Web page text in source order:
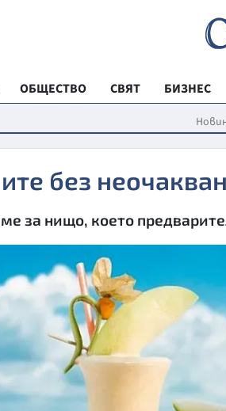
ОБЩЕСТВО СВЯТ БИЗНЕС
без
за нищо, което